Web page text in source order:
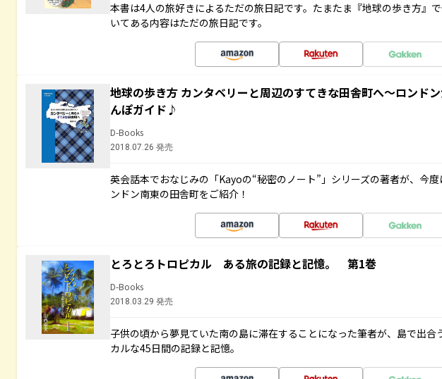
本書は4人の旅好きによるただの旅日記です。たまたま『地球の歩き方』
いてある内容はただの旅日記です。
地球の歩き方 カンタベリーと周辺のすてきな田舎町へ～ロンド
んぽガイド♪
D-Books
2018.07.26 発売
英会話本でおなじみの「Kayoの“秘密のノート”」シリーズの著者が、今
ンドン南東の田舎町をご紹介！
とろとろトロピカル ある旅の記録と記憶。 第1巻
D-Books
2018.03.29 発売
子供の頃から夢見ていた南の島に滞在することになった筆者が、島で出合
カルな45日間の記録と記憶。